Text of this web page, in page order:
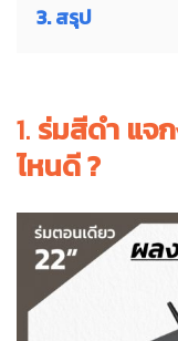
3. สรุป
1. ร่มสีดำ แจ
ไหนดี ?